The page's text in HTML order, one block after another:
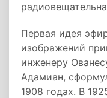
Первая идея
изображений
инженеру
Адамиан,
1908 годах. В